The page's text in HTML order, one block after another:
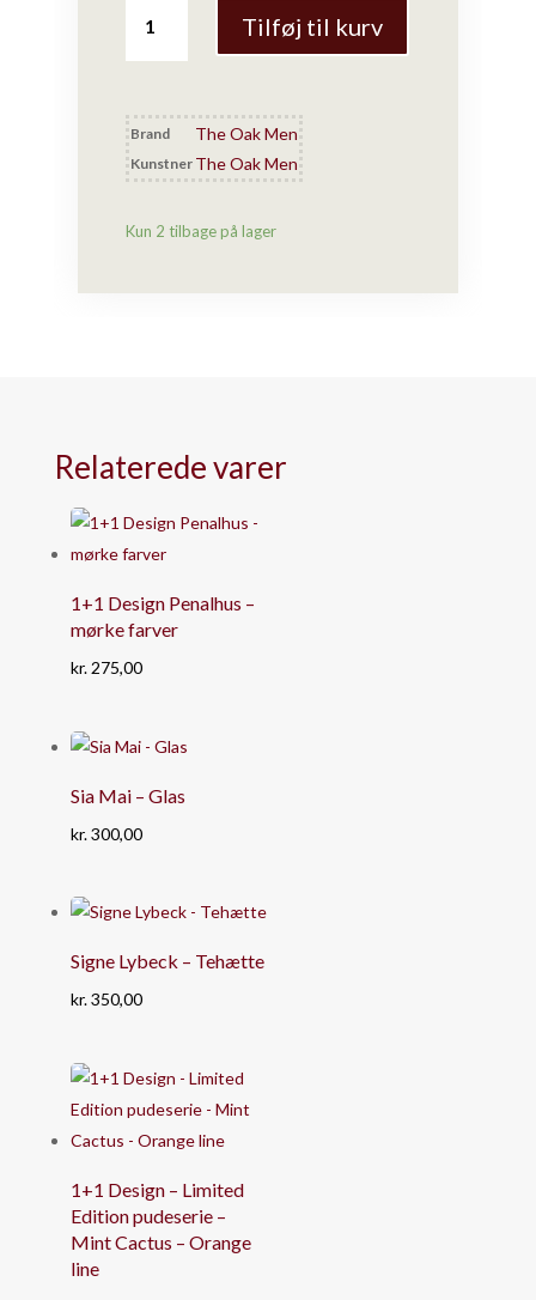
Oak
Men
Juleornamenter
/
juletræspynt
stk
Tilføj til kurv
Brand The Oak Men
Kunstner The Oak Men
Kun 2 tilbage på lager
Relaterede varer
1+1 Design Penalhus –
mørke farver
kr.275,00
Sia Mai – Glas
kr.300,00
Signe Lybeck – Tehætte
kr.350,00
1+1 Design – Limited
Edition pudeserie –
Mint Cactus – Orange
line